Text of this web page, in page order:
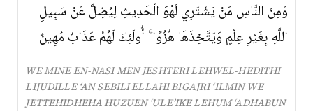
وَمِنَ النَّاسِ مَنْ يَشْتَرِي لَهْوَ الْحَدِيثِ لِيُضِلَّ عَنْ سَبِيلِ
اللَّهِ بِغَيْرِ عِلْمٍ وَيَتَّخِذَهَا هُزُوًا ۚ أُولَٰئِكَ لَهُمْ عَذَابٌ مُهِينٌ
WE MINE EN-NASI MEN JESHTERI LEHWEL-HEDITHI
LIJUDILLE ‘AN SEBILI ELLAHI BIGAJRI ‘ILMIN WE
JETTEHIDHEHA HUZUEN ‘ULE’IKE LEHUM ‘ADHABUN